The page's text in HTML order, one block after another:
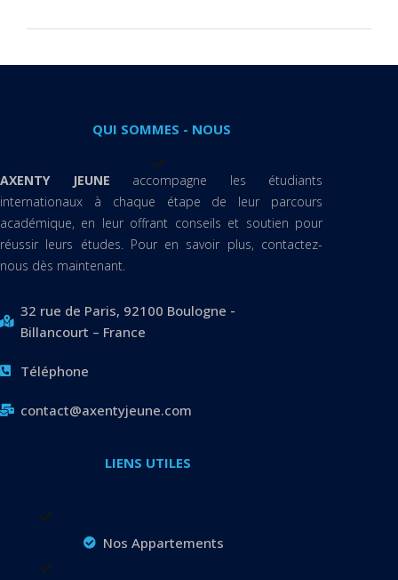
QUI SOMMES - NOUS
AXENTY JEUNE accompagne les étudiants
internationaux à chaque étape de leur parcours
académique, en leur offrant conseils et soutien pour
réussir leurs études. Pour en savoir plus, contactez-
nous dès maintenant.
32 rue de Paris, 92100 Boulogne -
Billancourt – France
Téléphone
contact@axentyjeune.com
LIENS UTILES
Nos Appartements